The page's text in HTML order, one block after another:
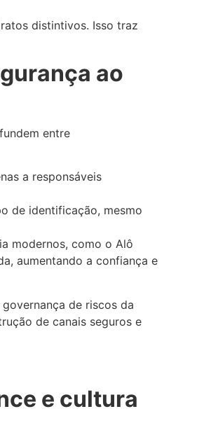
distintivos. Isso traz
ao
entre
a responsáveis
de identificação, mesmo
modernos, como o Alô
aumentando a confiança e
de riscos da
de canais seguros e
e cultura